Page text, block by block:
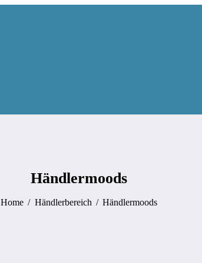
Händlermoods
Home Händlerbereich Händlermoods